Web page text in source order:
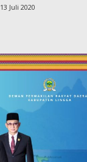
13 Juli 2020